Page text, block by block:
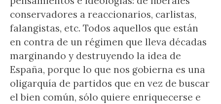
conservadores a reaccionarios, carlistas,
falangistas, etc. Todos aquellos que están
en contra de un régimen que lleva décadas
marginando y destruyendo la idea de
España, porque lo que nos gobierna es una
oligarquía de partidos que en vez de buscar
el bien común, sólo quiere enriquecerse e